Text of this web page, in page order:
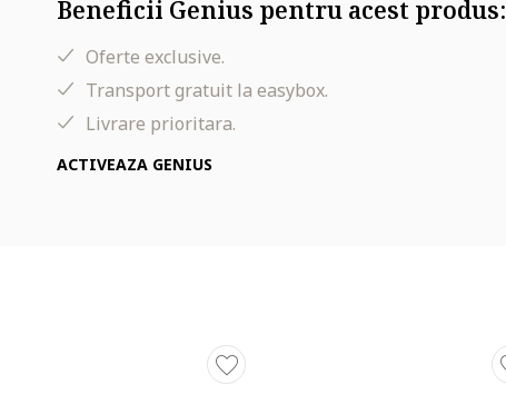
Beneficii Genius pentru acest produs:
Oferte exclusive.
Transport gratuit la easybox.
Livrare prioritara.
ACTIVEAZA GENIUS